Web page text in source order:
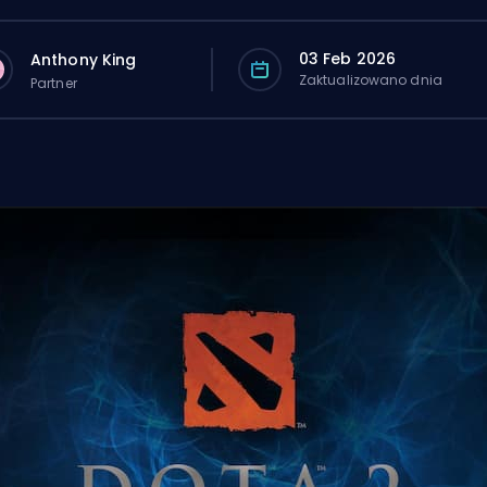
Anthony King
Partner
03 Feb 2026
Zaktualizowano dnia